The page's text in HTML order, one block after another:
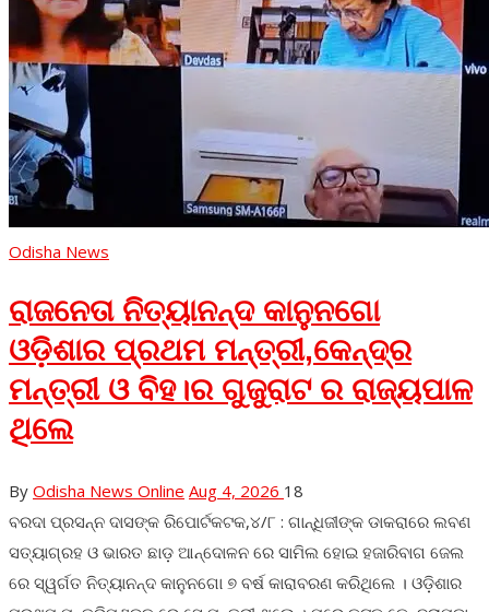
Odisha News
ରାଜନେତା ନିତ୍ୟାନନ୍ଦ କାନୁନଗୋ
ଓଡ଼ିଶାର ପ୍ରଥମ ମନ୍ତ୍ରୀ,କେନ୍ଦ୍ର
ମନ୍ତ୍ରୀ ଓ ବିହ।ର ଗୁଜୁରାଟ ର ରାଜ୍ୟପାଳ
ଥିଲେ
By Odisha News Online Aug 4, 2026 18
ବରଦା ପ୍ରସନ୍ନ ଦାସଙ୍କ ରିପୋର୍ଟକଟକ,୪/୮ : ଗାନ୍ଧିଜୀଙ୍କ ଡାକରାରେ ଲବଣ
ସତ୍ୟାଗ୍ରହ ଓ ଭାରତ ଛାଡ଼ ଆନ୍ଦୋଳନ ରେ ସାମିଲ ହୋଇ ହଜାରିବାଗ ଜେଲ
ରେ ସ୍ୱର୍ଗତ ନିତ୍ୟାନନ୍ଦ କାନୁନଗୋ ୭ ବର୍ଷ କାରାବରଣ କରିଥିଲେ । ଓଡ଼ିଶାର